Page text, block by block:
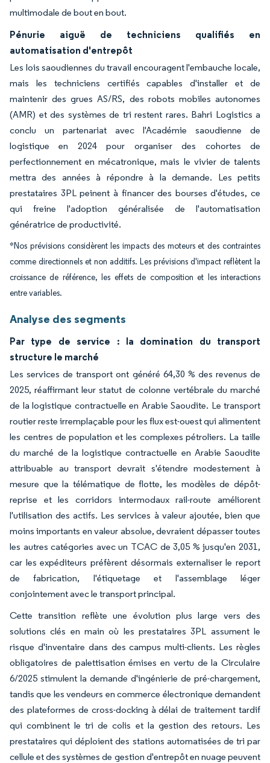
multimodale de bout en bout.
Pénurie aiguë de techniciens qualifiés en
automatisation d'entrepôt
Les lois saoudiennes du travail encouragent l'embauche locale,
mais les techniciens certifiés capables d'installer et de
maintenir des grues AS/RS, des robots mobiles autonomes
(AMR) et des systèmes de tri restent rares. Bahri Logistics a
conclu un partenariat avec l'Académie saoudienne de
logistique en 2024 pour organiser des cohortes de
perfectionnement en mécatronique, mais le vivier de talents
mettra des années à répondre à la demande. Les petits
prestataires 3PL peinent à financer des bourses d'études, ce
qui freine l'adoption généralisée de l'automatisation
génératrice de productivité.
*Nos prévisions considèrent les impacts des moteurs et des contraintes
comme directionnels et non additifs. Les prévisions d'impact reflètent la
croissance de référence, les effets de composition et les interactions
entre variables.
Analyse des segments
Par type de service : la domination du transport
structure le marché
Les services de transport ont généré 64,30 % des revenus de
2025, réaffirmant leur statut de colonne vertébrale du marché
de la logistique contractuelle en Arabie Saoudite. Le transport
routier reste irremplaçable pour les flux est-ouest qui alimentent
les centres de population et les complexes pétroliers. La taille
du marché de la logistique contractuelle en Arabie Saoudite
attribuable au transport devrait s'étendre modestement à
mesure que la télématique de flotte, les modèles de dépôt-
reprise et les corridors intermodaux rail-route améliorent
l'utilisation des actifs. Les services à valeur ajoutée, bien que
moins importants en valeur absolue, devraient dépasser toutes
les autres catégories avec un TCAC de 3,05 % jusqu'en 2031,
car les expéditeurs préfèrent désormais externaliser le report
de fabrication, l'étiquetage et l'assemblage léger
conjointement avec le transport principal.
Cette transition reflète une évolution plus large vers des
solutions clés en main où les prestataires 3PL assument le
risque d'inventaire dans des campus multi-clients. Les règles
obligatoires de palettisation émises en vertu de la Circulaire
6/2025 stimulent la demande d'ingénierie de pré-chargement,
tandis que les vendeurs en commerce électronique demandent
des plateformes de cross-docking à délai de traitement tardif
qui combinent le tri de colis et la gestion des retours. Les
prestataires qui déploient des stations automatisées de tri par
cellule et des systèmes de gestion d'entrepôt en nuage peuvent